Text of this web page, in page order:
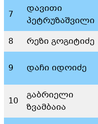
7
დავითი
პეტრუზაშვილი
8
რეზი გოგიტიძე
9 დაჩი იდოიძე
10
გაბრიელი
ზვამბაია